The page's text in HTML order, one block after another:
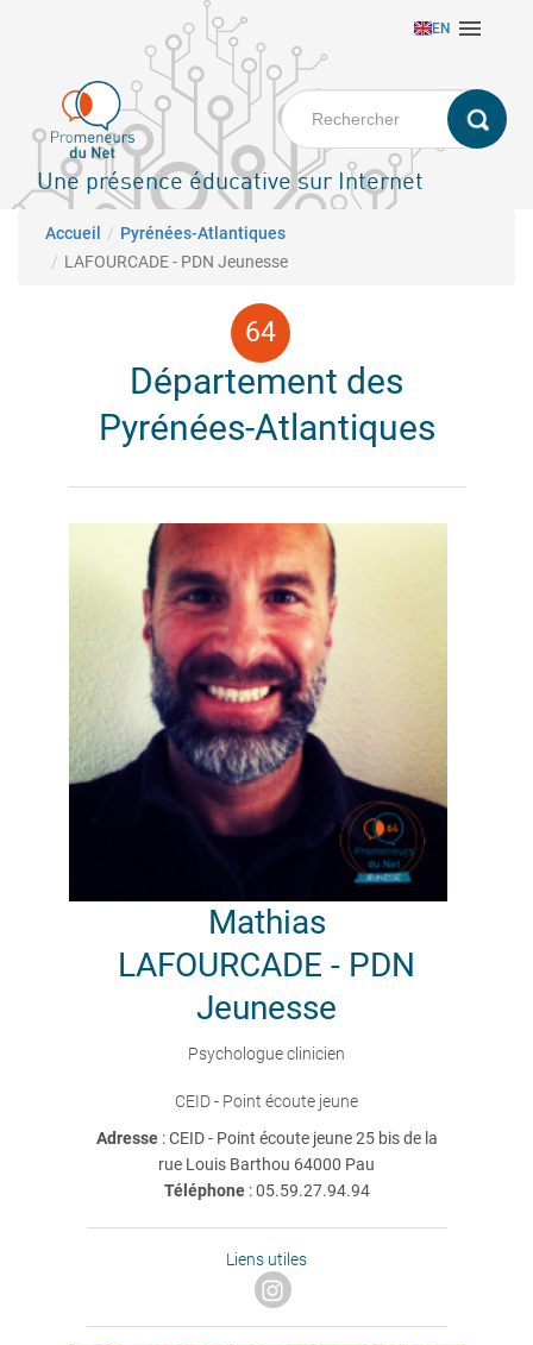
principal
EN 
Une présence éducative sur Internet
Fil d'Ariane
Accueil
Pyrénées-Atlantiques
LAFOURCADE - PDN Jeunesse
Département des
Pyrénées-Atlantiques
Mathias
LAFOURCADE - PDN
Jeunesse
Psychologue clinicien
CEID - Point écoute jeune
Adresse : CEID - Point écoute jeune 25 bis de la
rue Louis Barthou 64000 Pau
Téléphone:05.59.27.94.94
Liens utiles